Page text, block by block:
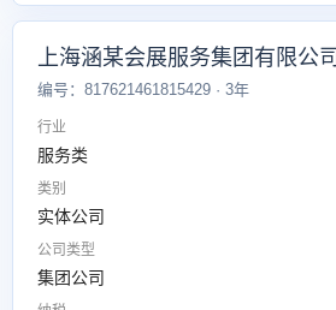
上海涵某会展服务集团有限公司
编号：817621461815429 · 3年
行业
服务类
类别
实体公司
公司类型
集团公司